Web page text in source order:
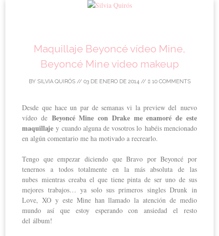
Maquillaje Beyoncé vídeo Mine,
Beyoncé Mine video makeup
BY SILVIA QUIRÓS// 03 DE ENERO DE 2014// 10 COMMENTS
Desde que hace un par de semanas vi la preview del nuevo
vídeo deBeyoncé Mine con Drake me enamoré de este
maquillajey cuando alguna de vosotros lo habéis mencionado
en algún comentario me ha motivado a recrearlo.
Tengo que empezar diciendo que Bravo por Beyoncé por
tenernos a todos totalmente en la más absoluta de las
nubes mientras creaba el que tiene pinta de ser uno de sus
mejores trabajos… ya solo sus primeros singles Drunk in
Love, XO y este Mine han llamado la atención de medio
mundo así que estoy esperando con ansiedad el resto
del álbum!